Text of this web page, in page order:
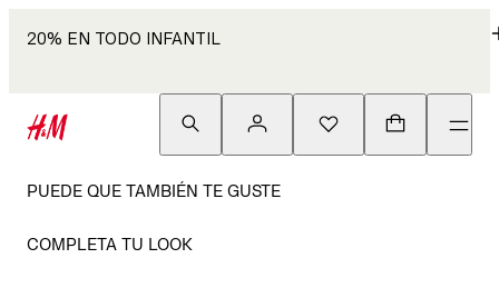
20% EN TODO INFANTIL
PUEDE QUE TAMBIÉN TE GUSTE
COMPLETA TU LOOK